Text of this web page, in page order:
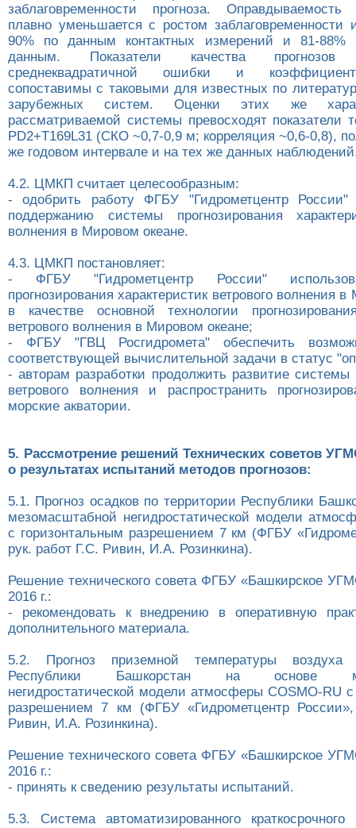
заблаговременности прогноза.
плавно уменьшается с ростом заблаговременности
90% по данным контактных измерений и 81-88%
данным. Показатели качества
среднеквадратичной ошибки и
сопоставимы с таковыми для известных по
зарубежных систем. Оценки этих же
рассматриваемой системы превосходят показатели
PD2+Т169L31 (СКО ~0,7-0,9 м; корреляция ~0,6-0,8),
же годовом интервале и на тех же данных
4.2. ЦМКП считает целесообразным:
- одобрить работу ФГБУ "Гидрометцентр
поддержанию системы прогнозирования
волнения в Мировом океане.
4.3. ЦМКП постановляет:
- ФГБУ "Гидрометцентр России"
прогнозирования характеристик ветрового волнения
в качестве основной технологии
ветрового волнения в Мировом океане;
- ФГБУ "ГВЦ Росгидромета" обеспечить
соответствующей вычислительной задачи в статус
- авторам разработки продолжить развитие системы
ветрового волнения и распространить
морские акватории.
5. Рассмотрение решений Технических советов
о результатах испытаний методов прогнозов:
5.1. Прогноз осадков по территории Республики
мезомасштабной негидростатической модели
с горизонтальным разрешением 7 км (ФГБУ
рук. работ Г.С. Ривин, И.А. Розинкина).
Решение технического совета ФГБУ «Башкирское
2016 г.:
- рекомендовать к внедрению в оперативную
дополнительного материала.
5.2. Прогноз приземной температуры воздуха
Республики Башкорстан на основе
негидростатической модели атмосферы COSMO-RU
разрешением 7 км (ФГБУ «Гидрометцентр
Ривин, И.А. Розинкина).
Решение технического совета ФГБУ «Башкирское
2016 г.:
- принять к сведению результаты испытаний.
5.3. Система автоматизированного краткосрочного